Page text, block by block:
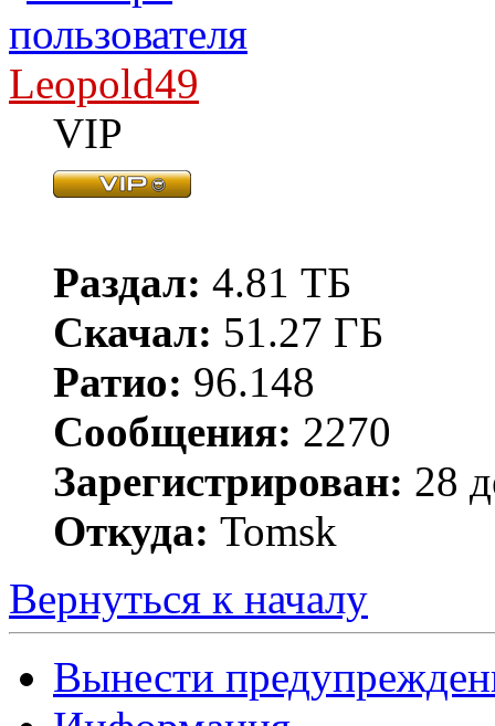
Leopold49
VIP
Раздал: 4.81 ТБ
Скачал: 51.27 ГБ
Ратио: 96.148
Сообщения: 2270
Зарегистрирован: 28
Откуда: Tomsk
Вернуться к началу
Вынести